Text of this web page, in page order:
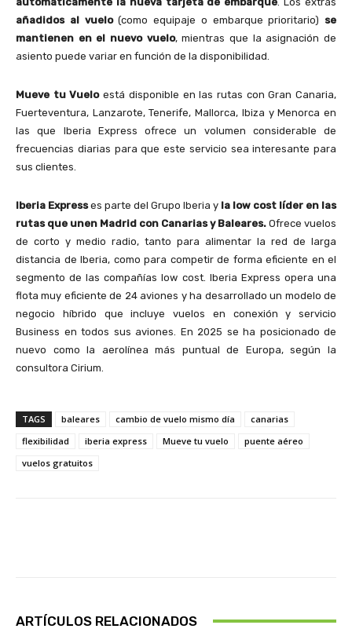
añadidos al vuelo(como equipaje o embarque prioritario) se
mantienen en el nuevo vuelo, mientras que la asignación de
asiento puede variar en función de la disponibilidad.
Mueve tu Vueloestá disponible en las rutas con Gran Canaria,
Fuerteventura, Lanzarote, Tenerife, Mallorca, Ibiza y Menorca en
las que Iberia Express ofrece un volumen considerable de
frecuencias diarias para que este servicio sea interesante para
sus clientes.
Iberia Expresses parte del Grupo Iberia y la low cost líder en las
rutas que unen Madrid con Canarias y Baleares. Ofrece vuelos
de corto y medio radio, tanto para alimentar la red de larga
distancia de Iberia, como para competir de forma eficiente en el
segmento de las compañías low cost. Iberia Express opera una
flota muy eficiente de 24 aviones y ha desarrollado un modelo de
negocio híbrido que incluye vuelos en conexión y servicio
Business en todos sus aviones. En 2025 se ha posicionado de
nuevo como la aerolínea más puntual de Europa, según la
consultora Cirium.
TAGS baleares cambio de vuelo mismo día
canarias
flexibilidad
iberia express Mueve tu vuelo
puente aéreo
vuelos gratuitos
ARTÍCULOS RELACIONADOS